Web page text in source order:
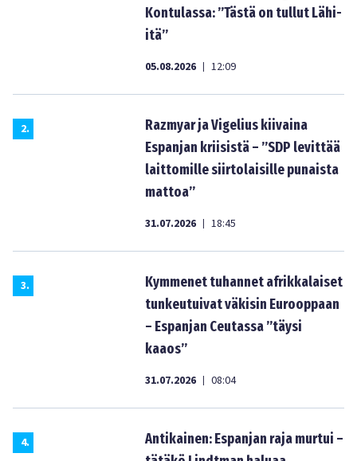
Kontulassa: ”Tästä on tullut Lähi-
itä”
05.08.2026 | 12:09
2.
Razmyar ja Vigelius kiivaina
Espanjan kriisistä – ”SDP levittää
laittomille siirtolaisille punaista
mattoa”
31.07.2026 | 18:45
3.
Kymmenet tuhannet afrikkalaiset
tunkeutuivat väkisin Eurooppaan
– Espanjan Ceutassa ”täysi
kaaos”
31.07.2026 | 08:04
4.
Antikainen: Espanjan raja murtui –